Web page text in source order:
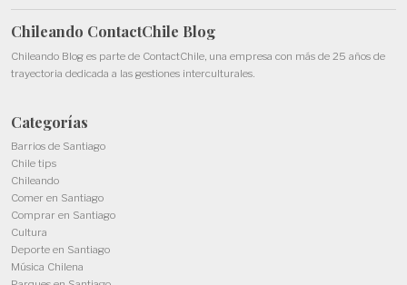
Chileando ContactChile Blog
Chileando Blog es parte de ContactChile , una empresa con más de 25 años de
trayectoria dedicada a las gestiones interculturales.
Categorías
Barrios de Santiago
Chile tips
Chileando
Comer en Santiago
Comprar en Santiago
Cultura
Deporte en Santiago
Música Chilena